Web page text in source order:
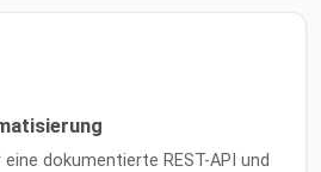
dokumentierte REST-API und